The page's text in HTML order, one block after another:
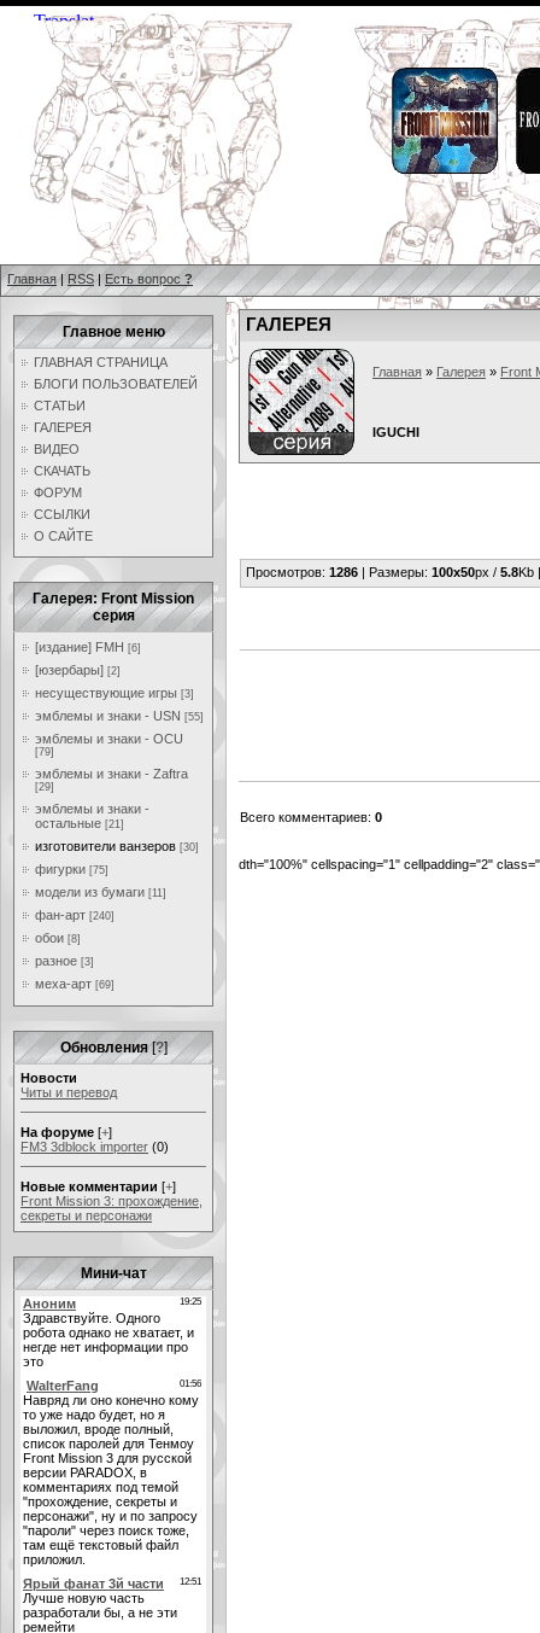
Главная | RSS | Есть вопрос ?
Главное меню
ГЛАВНАЯ СТРАНИЦА
БЛОГИ ПОЛЬЗОВАТЕЛЕЙ
СТАТЬИ
ГАЛЕРЕЯ
ВИДЕО
СКАЧАТЬ
ФОРУМ
ССЫЛКИ
О САЙТЕ
Галерея: Front Mission
серия
[издание] FMH [6]
[юзербары] [2]
несуществующие игры [3]
эмблемы и знаки - USN [55]
эмблемы и знаки - OCU
[79]
эмблемы и знаки - Zaftra
[29]
эмблемы и знаки -
остальные [21]
изготовители ванзеров [30]
фигурки [75]
модели из бумаги [11]
фан-арт [240]
обои [8]
разное [3]
меха-арт [69]
Обновления [?]
Новости
Читы и перевод
На форуме [+]
FM3 3dblock importer (0)
Новые комментарии [+]
Front Mission 3: прохождение,
секреты и персонажи
Мини-чат
ГАЛЕРЕЯ
Главная » Галерея » Front
IGUCHI
Просмотров: 1286 | Размеры: 100x50px / 5.8Kb
Всего комментариев: 0
dth="100%" cellspacing="1" cellpadding="2"